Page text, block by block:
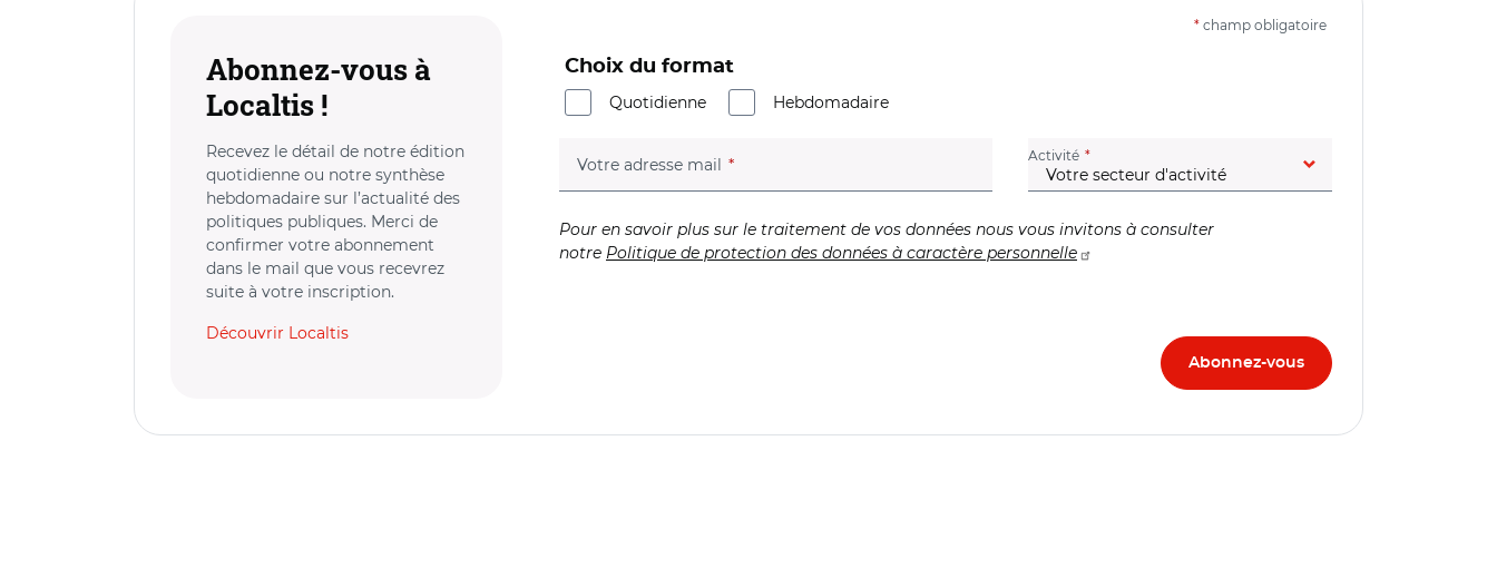
Abonnez-vous à
Localtis !
Recevez le détail de notre édition
quotidienne ou notre synthèse
hebdomadaire sur l’actualité des
politiques publiques. Merci de
confirmer votre abonnement
dans le mail que vous recevrez
suite à votre inscription.
Découvrir Localtis
* champ obligatoire
Choix du format
Quotidienne
Hebdomadaire
Votre adresse mail (champ obligatoire) Activité (champ obligatoire)
Pour en savoir plus sur le traitement de vos données nous vous invitons à consulter
notre Politique de protection des données à caractère personnelle